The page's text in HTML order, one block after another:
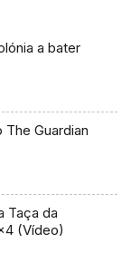
a bater
The Guardian
Taça da
(Vídeo)